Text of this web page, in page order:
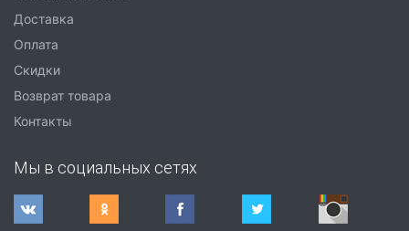
Доставка
Оплата
Скидки
Возврат товара
Контакты
Мы в социальных сетях